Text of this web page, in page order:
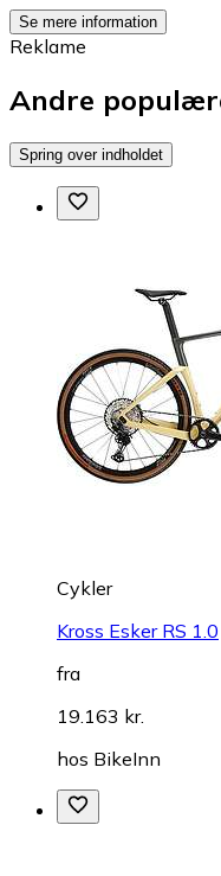
Se mere information
Reklame
Andre
Spring over indholdet
Cykler
Kross Esker RS 1.0
fra
19.163 kr.
hos BikeInn